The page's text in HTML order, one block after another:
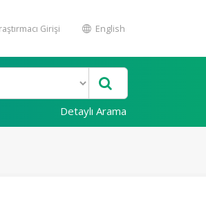
Girişi English
Detaylı Arama